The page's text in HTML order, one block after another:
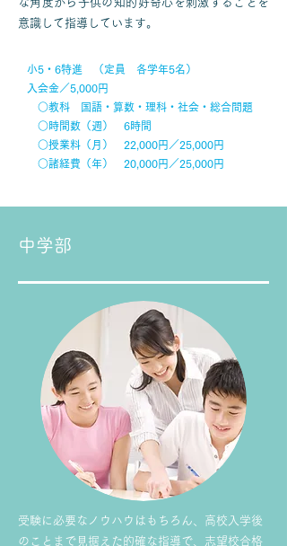
意識して指導しています。
小5・6特進 （定員 各学年5名）
入会金／5,000円
○教科 国語・算数・理科・社会・総合問題
○時間数（週） 6時間
○授業料（月） 22,000円／25,000円
○諸経費（年） 20,000円／25,000円
中学部
受験に必要なノウハウはもちろん、高校入学後
のことまで見据えた的確な指導で、志望校合格